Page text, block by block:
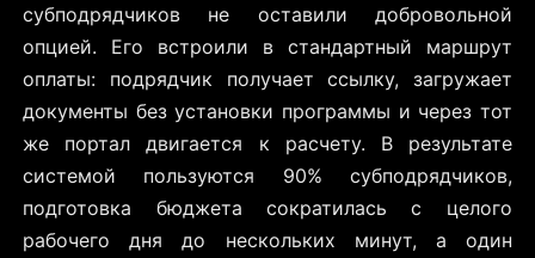
субподрядчиков не оставили добровольной
опцией. Его встроили в стандартный маршрут
оплаты: подрядчик получает ссылку, загружает
документы без установки программы и через тот
же портал двигается к расчету. В результате
системой пользуются 90% субподрядчиков,
подготовка бюджета сократилась с целого
рабочего дня до нескольких минут, а один